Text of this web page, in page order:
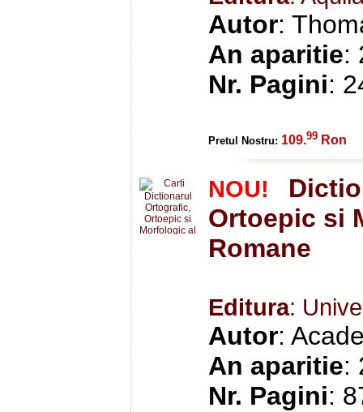
Autor:
An aparitie:
Nr. Pagini:
Pretul Nostru: 109.99 Ron
NOU!
Ortoepic si
Romane
Editura:
Autor:
An aparitie:
Nr. Pagini: